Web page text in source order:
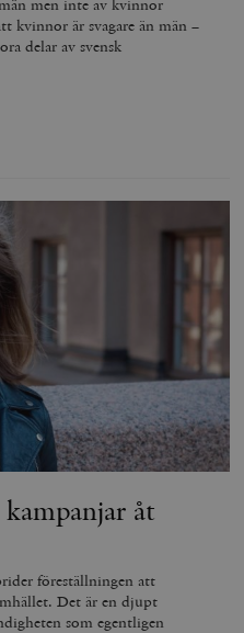
men inte av kvinnor
kvinnor är svagare än män –
delar av svensk
åt
föreställningen att
Det är en djupt
som egentligen